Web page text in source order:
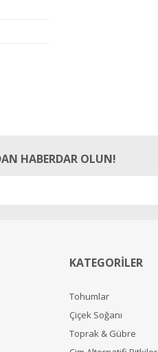
HABERDAR OLUN!
KATEGORİLER
Tohumlar
Çiçek Soğanı
Toprak & Gübre